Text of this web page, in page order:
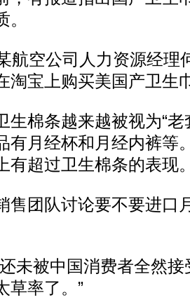
空公司人力资源经理
淘宝上购买美国产卫生
棉条越来越被视为“老
有月经杯和月经内裤等
有超过卫生棉条的表现
团队讨论要不要进口
被中国消费者全然接
草率了。”